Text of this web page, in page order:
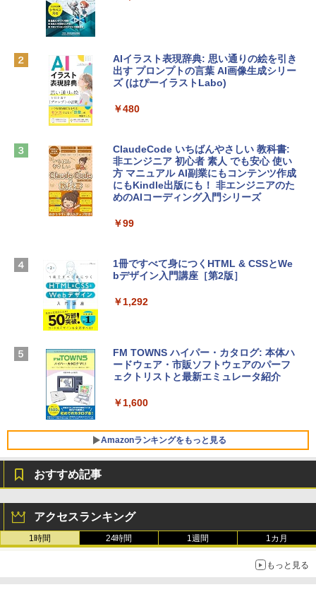
￥119,800
ンケース Dell NEC Lavie ASUS HP dyna
￥2,952
Apple 2026 MacBook Air M5チップ搭載
13インチノートブック：AIとApple Intell
スプレイ、16GBユニファイドメモリ、1
D - シルバー
SSD インテル Core 5
￥129,800
ersonal/Copilotキー搭載/Win 11/15.6型/
Core i5/16GB/SSD 512GB/ホワイト) FM
VWK3E15W_AZ
Robloxギフトカード - 1000 Robux 【限
定バーチャルアイテムを含む】 【オンラ
ラインコード版
Microsoft Office Home & Business 202
4(最新 永続版)|オンラインコード版|Wind
ows11、10/mac対応|PC2台
￥39,582
Robloxギフトカード - 2,000 Robux 【限
定バーチャルアイテムを含む】 【オンラ
ラインコード版
Windows版 | Minecraft (マインクラフ
ト): Java & Bedrock Edition | オンライ
AIイラスト表現辞典: 思い通りの絵を引き
出す プロンプトの言葉 AI画像生成シリー
ズ (はぴーイラストLabo)
￥480
ClaudeCode いちばんやさしい 教科書:
非エンジニア 初心者 素人 でも安心 使い
方 マニュアル AI副業にもコンテンツ作成
にもKindle出版にも！ 非エンジニアのた
めのAIコーディング入門シリーズ
￥99
1冊ですべて身につくHTML & CSSとWe
bデザイン入門講座［第2版］
￥1,292
FM TOWNS ハイパー・カタログ: 本体ハ
ードウェア・市販ソフトウェアのパーフ
ェクトリストと最新エミュレータ紹介
￥1,600
Amazonランキングをもっと見る
ンチディスプレイ、色調調節ライト、12
週間持続バッテリー、広告なし、ブラッ
ク
おすすめ記事
アクセスランキング
1時間 24時間 1週間 1カ月
もっと見る